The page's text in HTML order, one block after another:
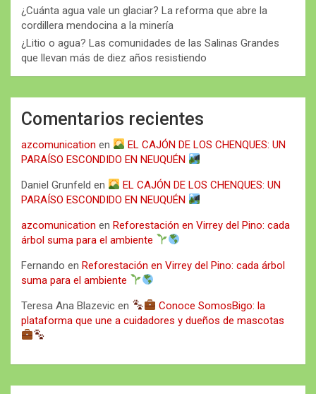
¿Cuánta agua vale un glaciar? La reforma que abre la
cordillera mendocina a la minería
¿Litio o agua? Las comunidades de las Salinas Grandes
que llevan más de diez años resistiendo
Comentarios recientes
azcomunication en
EL CAJÓN DE LOS CHENQUES: UN
PARAÍSO ESCONDIDO EN NEUQUÉN
Daniel Grunfeld en
EL CAJÓN DE LOS CHENQUES: UN
PARAÍSO ESCONDIDO EN NEUQUÉN
azcomunication en Reforestación en Virrey del Pino: cada
árbol suma para el ambiente
Fernando en Reforestación en Virrey del Pino: cada árbol
suma para el ambiente
Teresa Ana Blazevic en
Conoce SomosBigo: la
plataforma que une a cuidadores y dueños de mascotas